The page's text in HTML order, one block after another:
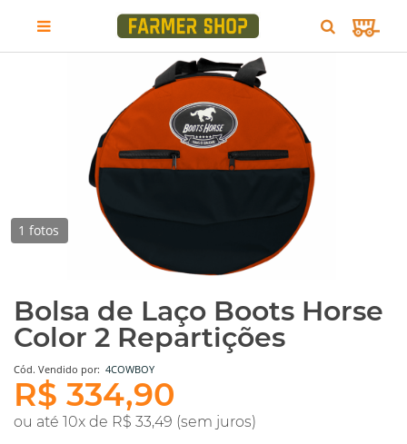
1 fotos
Bolsa de Laço Boots Horse
Color 2 Repartições
Cód. Vendido por: 4COWBOY
R$ 334,90
ou até 10x de R$ 33,49 (sem juros)